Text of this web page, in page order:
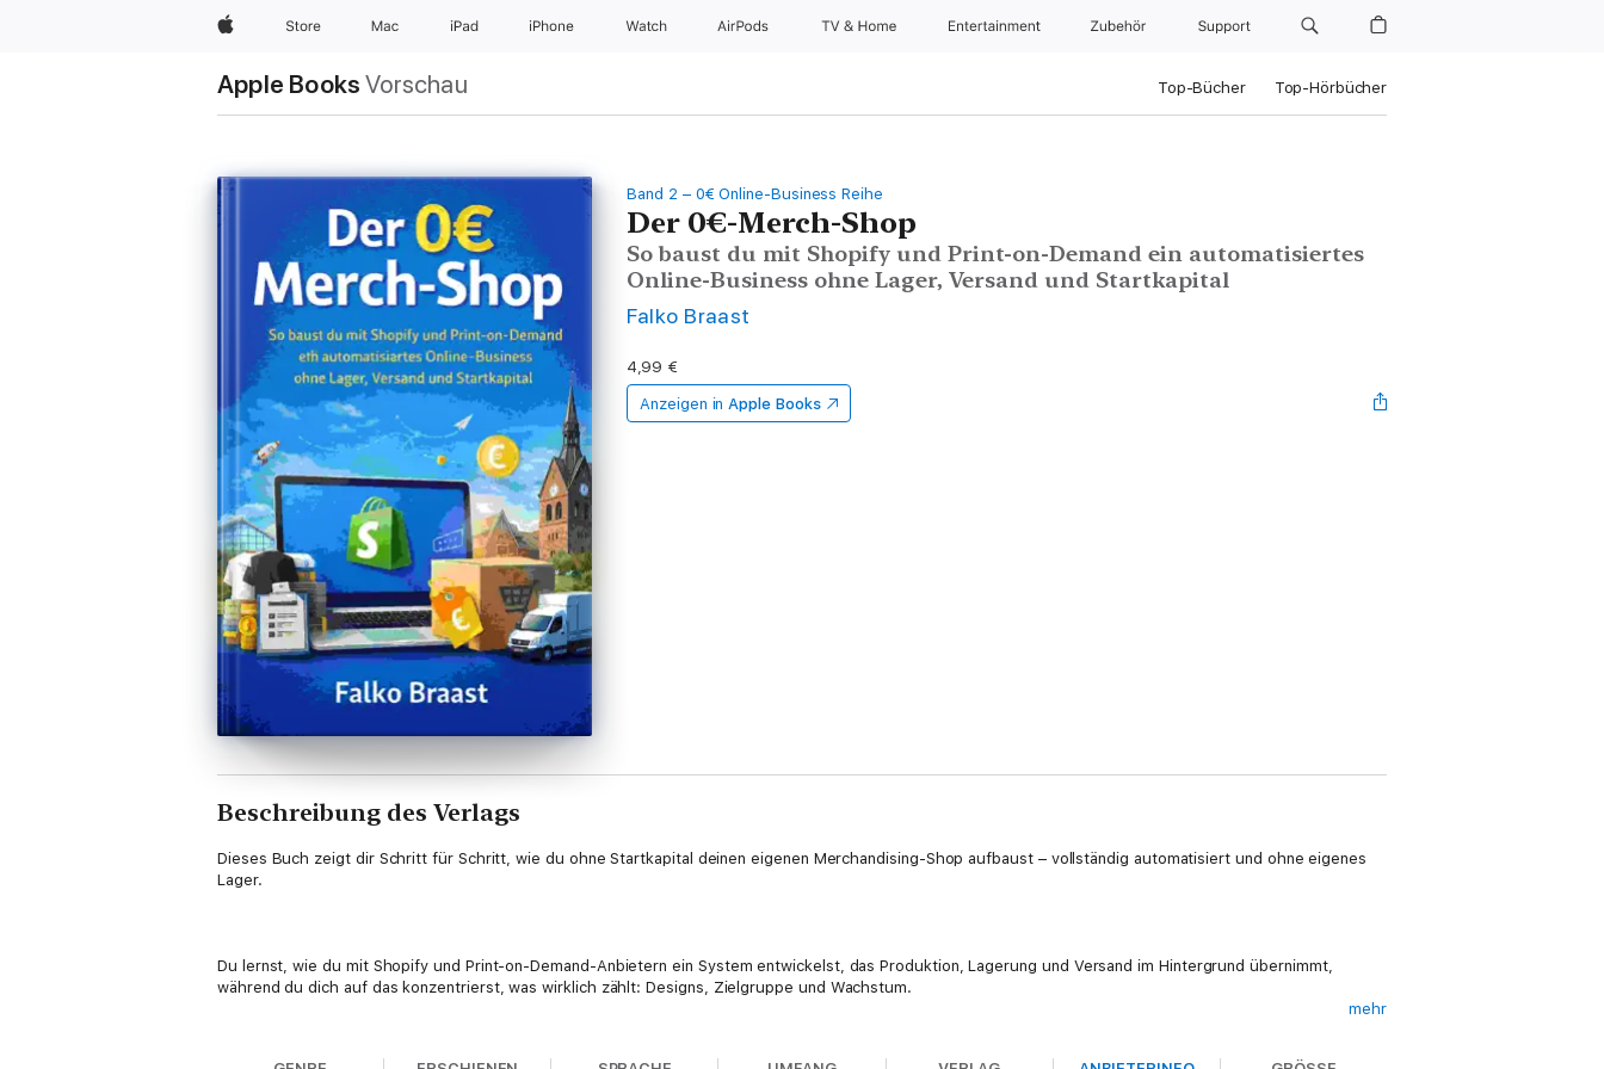
Apple Store Mac iPad iPhone Watch AirPods TV & Home Entertainment Zubehör Support
Apple Books Vorschau Top-Bücher Top-Hörbücher
Band 2 – 0€ Online-Business Reihe
Der 0€-Merch-Shop
So baust du mit Shopify und Print-on-Demand ein automatisiertes
Online-Business ohne Lager, Versand und Startkapital
Falko Braast
4,99 €
Anzeigen in Apple Books
Beschreibung des Verlags
Dieses Buch zeigt dir Schritt für Schritt, wie du ohne Startkapital deinen eigenen Merchandising-Shop aufbaust – vollständig automatisiert und ohne eigenes
Lager.
Du lernst, wie du mit Shopify und Print-on-Demand-Anbietern ein System entwickelst, das Produktion, Lagerung und Versand im Hintergrund übernimmt,
während du dich auf das konzentrierst, was wirklich zählt: Designs, Zielgruppe und Wachstum.
mehr